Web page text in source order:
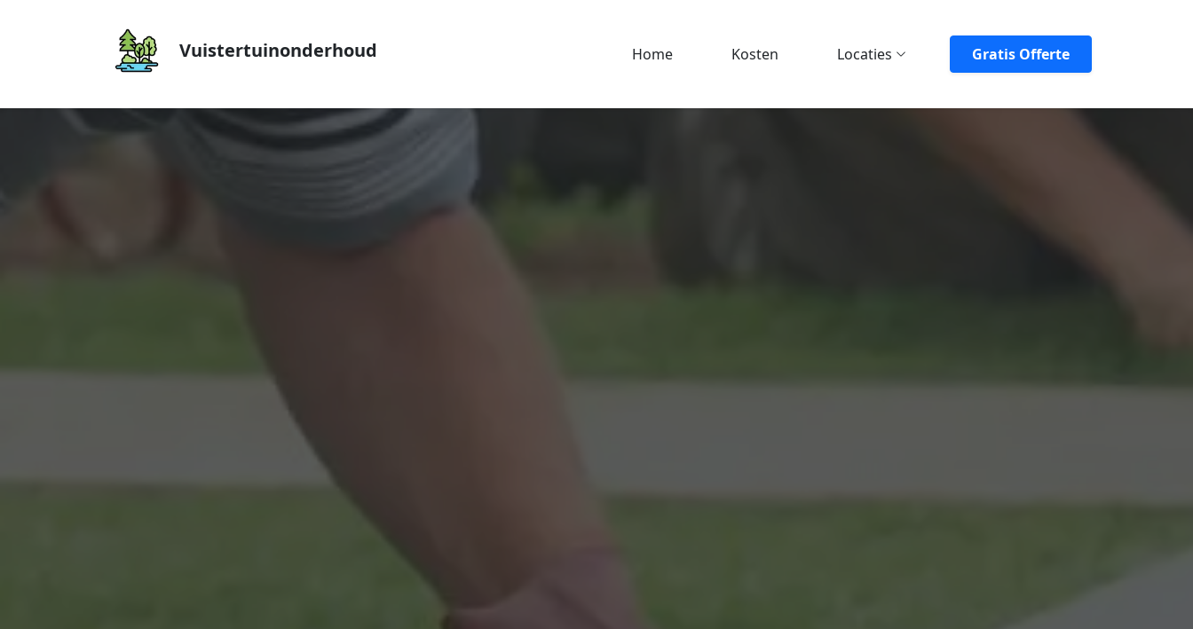
Vuistertuinonderhoud Home Kosten Locaties Gratis Offerte